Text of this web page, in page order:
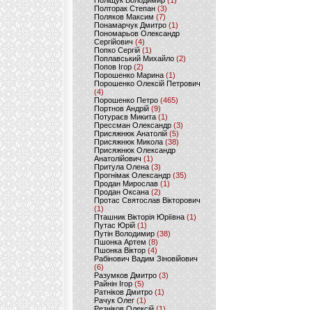
Полторак Степан(3)
Поляков Максим (7)
Понамарчук Дмитро (1)
Пономарьов Олександр
Сергійович(4)
Попко Сергій (1)
Поплавський Михайло (2)
Попов Ігор(2)
Порошенко Марина (1)
Порошенко Олексій Петрович
(4)
Порошенко Петро (465)
Портнов Андрій (9)
Потураєв Микита(1)
Прессман Олександр(3)
Присяжнюк Анатолій (5)
Присяжнюк Микола (38)
Присяжнюк Олександр
Анатолійович (1)
Притула Олена (3)
Прогнімак Олександр(35)
Продан Мирослав(1)
Продан Оксана (2)
Протас Святослав Вікторович
(1)
Пташник Вікторія Юріївна (1)
Путас Юрій (1)
Путін Володимир(38)
Пшонка Артем (8)
Пшонка Віктор(4)
Рабінович Вадим Зіновійович
(6)
Разумков Дмитро (3)
Райнін Ігор(5)
Ратніков Дмитро (1)
Рачук Олег (1)